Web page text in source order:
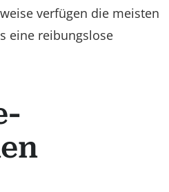
verfügen die meisten
eine reibungslose